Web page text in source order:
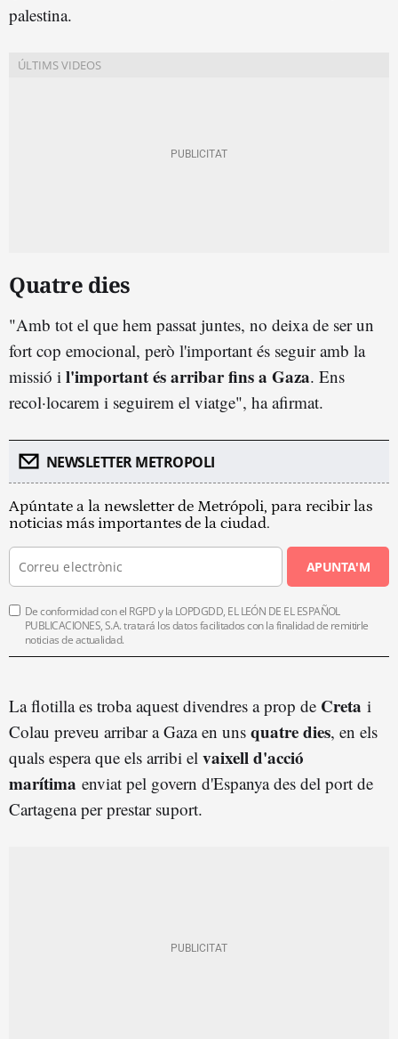
palestina.
Quatre dies
"Amb tot el que hem passat juntes, no deixa de ser un
fort cop emocional, però l'important és seguir amb la
missió i l'important és arribar fins a Gaza. Ens
recol·locarem i seguirem el viatge", ha afirmat.
NEWSLETTER METROPOLI
Apúntate a la newsletter de Metrópoli, para recibir las
noticias más importantes de la ciudad.
APUNTA'M
De conformidad con el RGPD y la LOPDGDD, EL LEÓN DE EL ESPAÑOL
PUBLICACIONES, S.A. tratará los datos facilitados con la finalidad de remitirle
noticias de actualidad.
La flotilla es troba aquest divendres a prop de Creta i
Colau preveu arribar a Gaza en uns quatre dies, en els
quals espera que els arribi el vaixell d'acció
marítima enviat pel govern d'Espanya des del port de
Cartagena per prestar suport.